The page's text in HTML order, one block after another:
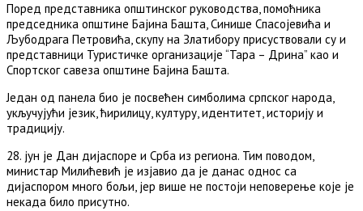
Поред представника општинског руководства, помоћника
председника општине Бајина Башта, Синише Спасојевића и
Љубодрага Петровића, скупу на Златибору присуствовали су и
представници Туристичке организације “Тара – Дрина” као и
Спортског савеза општине Бајина Башта.
Један од панела био је посвећен симболима српског народа,
укључујући језик, ћирилицу, културу, идентитет, историју и
традицију.
28. јун је Дан дијаспоре и Срба из региона. Тим поводом,
министар Милићевић је изјавио да је данас однос са
дијаспором много бољи, јер више не постоји неповерење које је
некада било присутно.